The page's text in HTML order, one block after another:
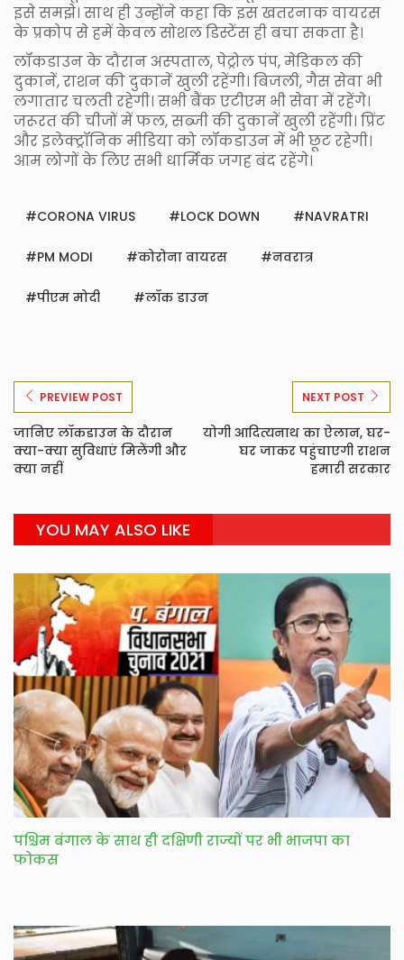
इसे समझे। साथ ही उन्होंने कहा कि इस खतरनाक वायरस
के प्रकोप से हमें केवल सोशल डिस्टेंस ही बचा सकता है।
लॉकडाउन के दौरान अस्‍पताल, पेट्रोल पंप, मेडिकल की
दुकानें, राशन की दुकानें खुली रहेंगी। बिजली, गैस सेवा भी
लगातार चलती रहेगी। सभी बैंक एटीएम भी सेवा में रहेंगे।
जरूरत की चीजों में फल, सब्‍जी की दुकानें खुली रहेंगी। प्रिंट
और इलेक्‍ट्रॉनिक मीडिया को लॉकडाउन में भी छूट रहेगी।
आम लोगों के लिए सभी धार्मिक जगह बंद रहेंगे।
CORONA VIRUS LOCK DOWN NAVRATRI
PM MODI कोरोना वायरस नवरात्र
पीएम मोदी लॉक डाउन
PREVIEW POST
जानिए लॉकडाउन के दौरान
क्या-क्या सुविधाएं मिलेंगी और
क्या नहीं
NEXT POST
योगी आदित्यनाथ का ऐलान, घर-
घर जाकर पहुंचाएगी राशन
हमारी सरकार
YOU MAY ALSO LIKE
पश्चिम बंगाल के साथ ही दक्षिणी राज्यों पर भी भाजपा का
फोकस